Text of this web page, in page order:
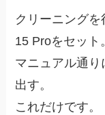
クリーニング
15 Proをセット
マニュアル通り
出す。
これだけです。